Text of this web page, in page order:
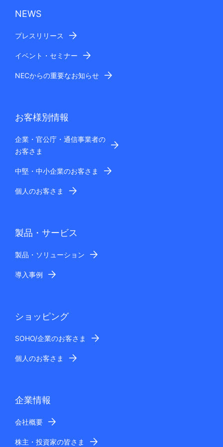
NEWS
プレスリリース
イベント・セミナー
NECからの重要なお知らせ
お客様別情報
企業・官公庁・通信事業者の
お客さま
中堅・中小企業のお客さま
個人のお客さま
製品・サービス
製品・ソリューション
導入事例
ショッピング
SOHO/企業のお客さま
個人のお客さま
企業情報
会社概要
株主・投資家の皆さま